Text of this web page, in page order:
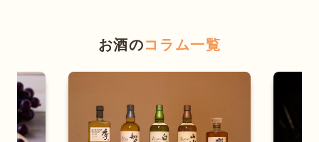
られており、市場では価格が大きく上昇しています。なかで
は、ウイスキー愛好家にとって憧れの存在です。
〇イチローズモルト（Ichiro's Malt）｜ベンチャー
ウイスキー
イチローズモルトは、近年のジャパニーズウイスキーブームを
すでに閉鎖されて新たな原酒が生産されていない蒸留所のボト
ルは、消費が進むほど市場に残る本数が減っていくため、一般
的に高額で取引されやすいカテゴリーです。なかでも「軽井
沢」は、世界中のコレクターや投資家から注目される銘柄であ
お酒のコラム一覧